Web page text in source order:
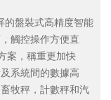
的盤裝式高精度智能
觸控操作方便直
案，稱重更加快
系統間的數據高
牧秤，計數秤和汽